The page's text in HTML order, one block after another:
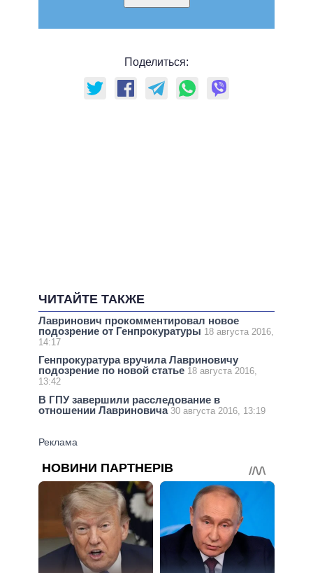
Поделиться:
ЧИТАЙТЕ ТАКЖЕ
Лавринович прокомментировал новое
подозрение от Генпрокуратуры 18 августа 2016,
14:17
Генпрокуратура вручила Лавриновичу
подозрение по новой статье 18 августа 2016,
13:42
В ГПУ завершили расследование в
отношении Лавриновича 30 августа 2016, 13:19